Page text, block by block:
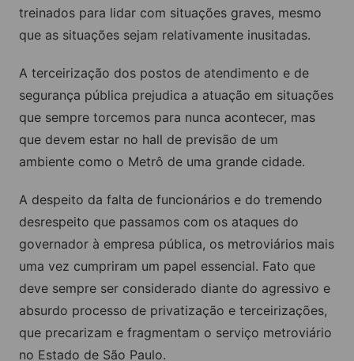
treinados para lidar com situações graves, mesmo
que as situações sejam relativamente inusitadas.
A terceirização dos postos de atendimento e de
segurança pública prejudica a atuação em situações
que sempre torcemos para nunca acontecer, mas
que devem estar no hall de previsão de um
ambiente como o Metrô de uma grande cidade.
A despeito da falta de funcionários e do tremendo
desrespeito que passamos com os ataques do
governador à empresa pública, os metroviários mais
uma vez cumpriram um papel essencial. Fato que
deve sempre ser considerado diante do agressivo e
absurdo processo de privatização e terceirizações,
que precarizam e fragmentam o serviço metroviário
no Estado de São Paulo.